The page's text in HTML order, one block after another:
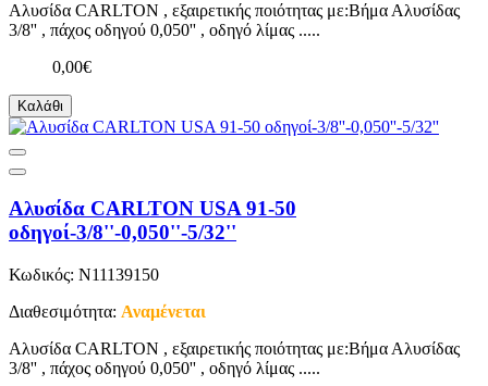
Αλυσίδα CARLTON , εξαιρετικής ποιότητας με:Βήμα Αλυσίδας
3/8'' , πάχος οδηγού 0,050'' , οδηγό λίμας .....
0,00€
Καλάθι
Αλυσίδα CARLTON USA 91-50
οδηγοί-3/8''-0,050''-5/32''
Κωδικός: N11139150
Διαθεσιμότητα: Αναμένεται
Αλυσίδα CARLTON , εξαιρετικής ποιότητας με:Βήμα Αλυσίδας
3/8'' , πάχος οδηγού 0,050'' , οδηγό λίμας .....